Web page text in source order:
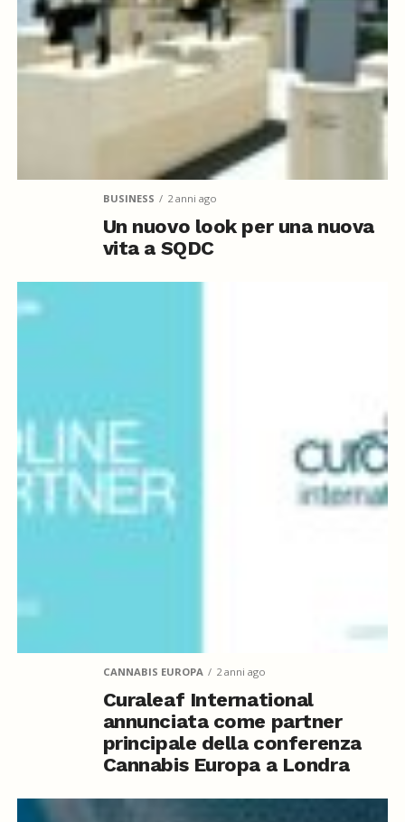
BUSINESS 2 anni ago
Un nuovo look per una nuova
vita a SQDC
CANNABIS EUROPA 2 anni ago
Curaleaf International
annunciata come partner
principale della conferenza
Cannabis Europa a Londra